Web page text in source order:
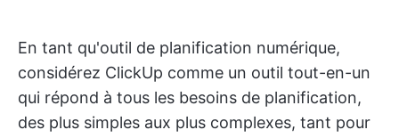
En tant qu'outil de planification numérique,
considérez ClickUp comme un outil tout-en-un
qui répond à tous les besoins de planification,
des plus simples aux plus complexes, tant pour